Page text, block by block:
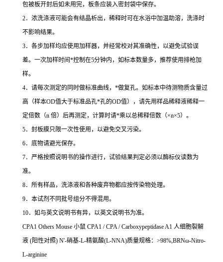
包被板开封后如未用完，板条应装入密封袋中保存。
2．浓洗涤液可能会有结晶析出，稀释时可在水浴中加温助溶，洗涤时
不影响结果。
3．各步加样均应使用加样器，并经常校对其准确性，以避免试验误
差。一次加样时间 *控制在5分钟内，如标本数量多，推荐使用排枪加
样。
4．请每次测定的同时做标准曲线， *做复孔。如标本中待测物质含量过
高（样本OD值大于标准品孔*孔的OD值），请先用样品稀释液稀释一
定倍数（n 倍）后再测定，计算时请*乘以总稀释倍数（×n×5）。
5．封板膜只限一次性使用，以避免交叉污染。
6．底物请避光保存。
7．严格按照说明书的操作进行，试验结果判定必须以酶标仪读数为
准。
8．所有样品，洗涤液和各种废弃物都应按传染物处理。
9．本试剂不同批号组分不得混用。
10．如与英文说明书有异，以英文说明书为准。
CPA1 Others Mouse 小鼠 CPA1 / CPA / Carboxypeptidase A1 人细胞裂解
液 (阳性对照) N'-硝基-L-精氨酸(L-NNA)质量规格： >98%,BRNω-Nitro-
L-arginine